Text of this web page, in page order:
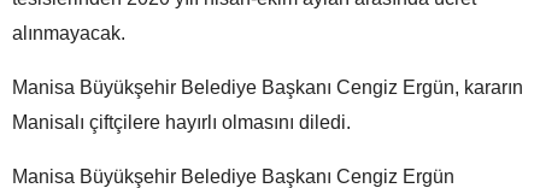
alınmayacak.
Manisa Büyükşehir Belediye Başkanı Cengiz Ergün, kararın
Manisalı çiftçilere hayırlı olmasını diledi.
Manisa Büyükşehir Belediye Başkanı Cengiz Ergün